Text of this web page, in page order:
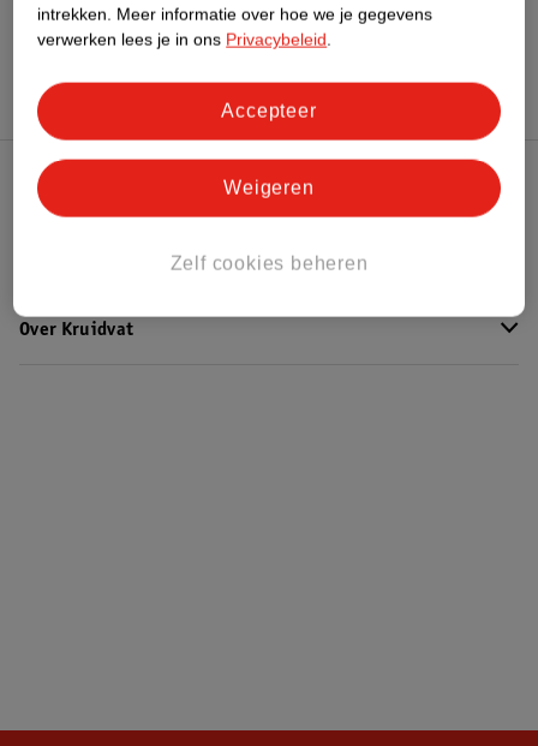
Hoe controleren wij de reviews?
Kruidvat Club
Over Kruidvat
intrekken. Meer informatie over hoe we je gegevens
verwerken lees je in ons Privacybeleid.
Zelf cookies beheren
Weigeren
Accepteer